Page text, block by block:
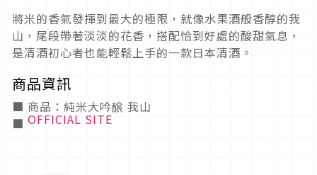
將米的香氣發揮到最大的極限，就像水果酒般香醇的我
山，尾段帶著淡淡的花香，搭配恰到好處的酸甜氣息，
是清酒初心者也能輕鬆上手的一款日本清酒。
商品資訊
■ 商品：純米大吟醸 我山
■ OFFICIAL SITE